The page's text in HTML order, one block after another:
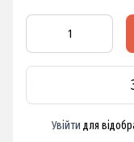
Увійти для